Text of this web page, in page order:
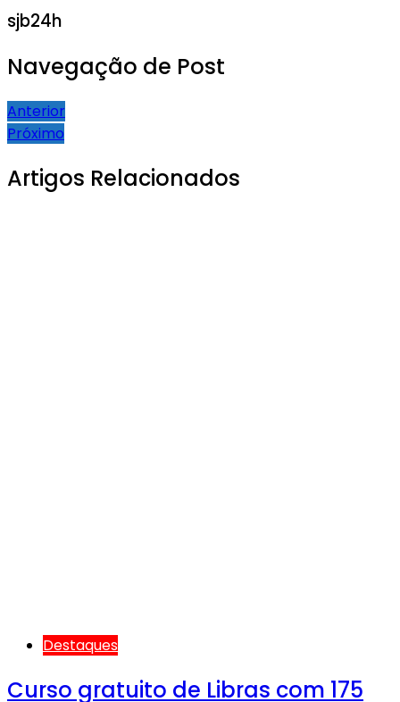
sjb24h
Navegação de Post
Anterior
Próximo
Artigos Relacionados
Destaques
Curso gratuito de Libras com 175